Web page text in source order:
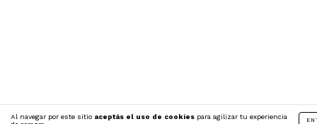
Al navegar por este sitio aceptás el uso de cookies para agilizar tu experiencia